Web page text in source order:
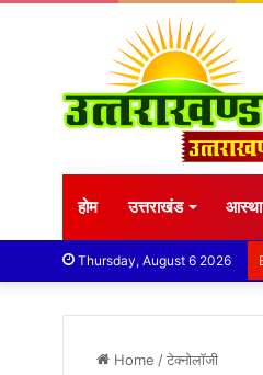
होम उत्तराखंड आस्था
Thursday, August 6 2026
Home /टेक्नोलॉजी